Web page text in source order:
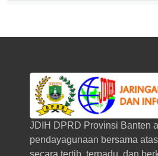
JDIH DPRD Provinsi Banten
pendayagunaan bersama
secara tertib, terpadu, dan